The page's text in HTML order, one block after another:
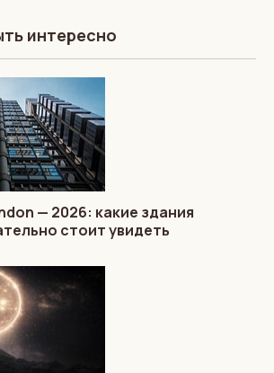
интересно
— 2026: какие здания
стоит увидеть